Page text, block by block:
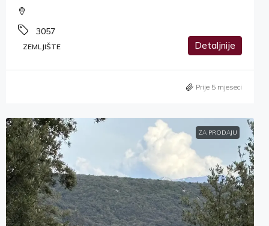
3057
ZEMLJIŠTE Detaljnije
Prije 5 mjeseci
ZA PRODAJU